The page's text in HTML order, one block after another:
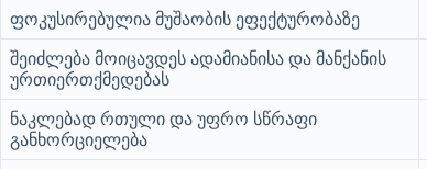
ფოკუსირებულია მუშაობის ეფექტურობაზე
შეიძლება მოიცავდეს ადამიანისა და მანქანის
ურთიერთქმედებას
ნაკლებად რთული და უფრო სწრაფი
განხორციელება